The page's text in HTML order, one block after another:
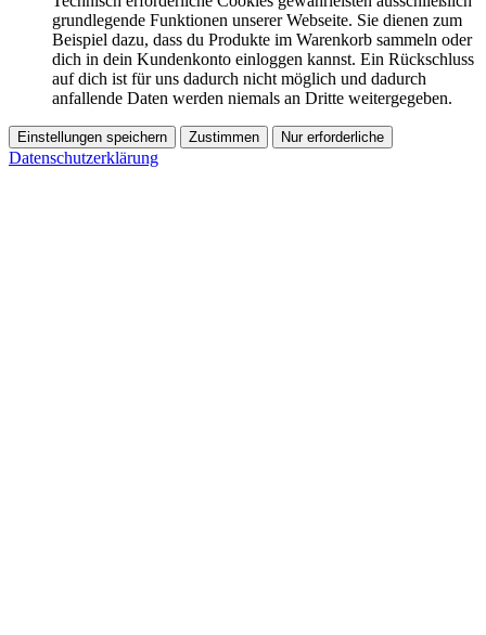
grundlegende Funktionen unserer Webseite. Sie dienen zum
Beispiel dazu, dass du Produkte im Warenkorb sammeln oder
dich in dein Kundenkonto einloggen kannst. Ein Rückschluss
auf dich ist für uns dadurch nicht möglich und dadurch
anfallende Daten werden niemals an Dritte weitergegeben.
Einstellungen speichern Zustimmen Nur erforderliche
Datenschutzerklärung